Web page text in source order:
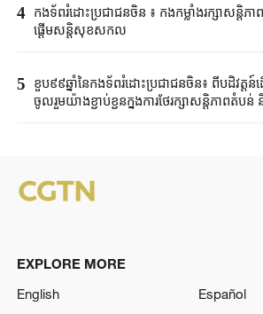
4 កងទ័ពរំដោះ​ប្រជាជនចិន​ ៖ កងកម្លាំង​រក្សា​សន្តិភា
ផ្តើមសន្តិសុខ​សកល​
5
ខួប៩៩ឆ្នាំនៃកងទ័ពរំដោះប្រជាជនចិន៖ ពីបដិវត្ត
ចូលរួមយ៉ាងខ្ជាប់ខ្ជួនក្នុងការថែរក្សាសន្តិភាពតំ
EXPLORE MORE
English
Español